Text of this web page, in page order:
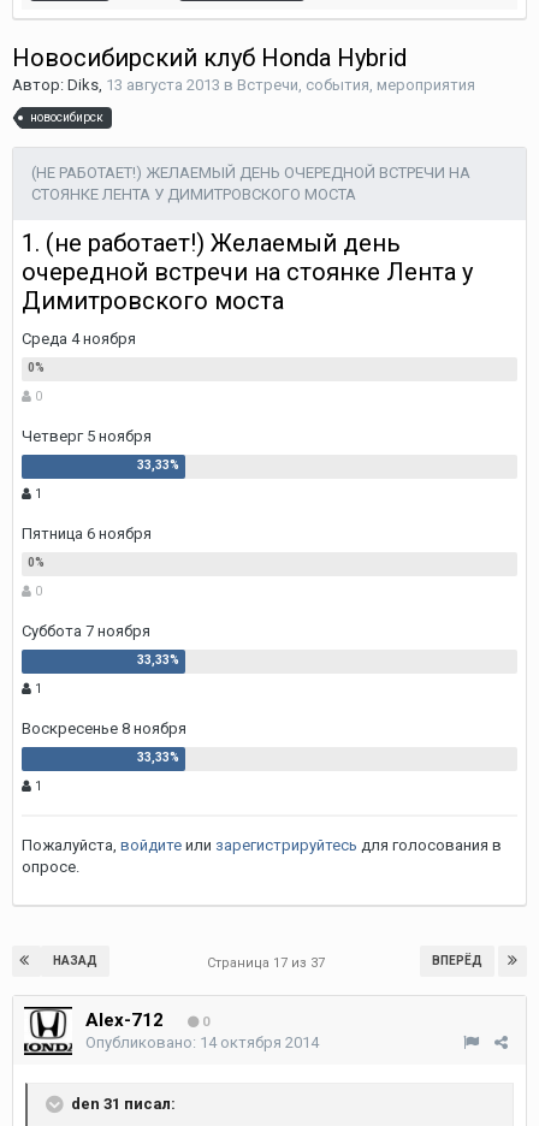
Новосибирский клуб Honda Hybrid
Автор: Diks, 13 августа 2013 в Встречи, события, мероприятия
новосибирск
(НЕ РАБОТАЕТ!) ЖЕЛАЕМЫЙ ДЕНЬ ОЧЕРЕДНОЙ ВСТРЕЧИ НА
СТОЯНКЕ ЛЕНТА У ДИМИТРОВСКОГО МОСТА
1. (не работает!) Желаемый день
очередной встречи на стоянке Лента у
Димитровского моста
Среда 4 ноября
0
Четверг 5 ноября
1
Пятница 6 ноября
0
Суббота 7 ноября
1
Воскресенье 8 ноября
1
Пожалуйста, войдите или зарегистрируйтесь для голосования в
опросе.
НАЗАД ВПЕРЁД
Страница 17 из 37
Alex-712 0
Опубликовано: 14 октября 2014
den 31 писал: